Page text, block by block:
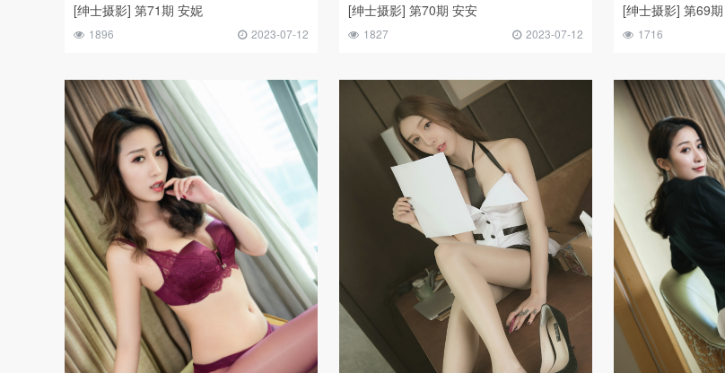
[绅士摄影] 第71期 安妮
1896 2023-07-12
[绅士摄影] 第70期 安安
1827 2023-07-12
[绅士摄影] 第69
1716